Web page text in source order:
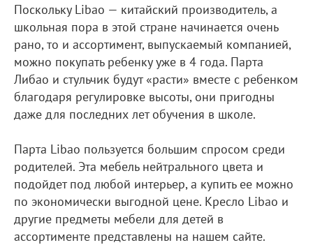
Поскольку Libao — китайский производитель, а
школьная пора в этой стране начинается очень
рано, то и ассортимент, выпускаемый компанией,
можно покупать ребенку уже в 4 года. Парта
Либао и стульчик будут «расти» вместе с ребенком
благодаря регулировке высоты, они пригодны
даже для последних лет обучения в школе.
Парта Libao пользуется большим спросом среди
родителей. Эта мебель нейтрального цвета и
подойдет под любой интерьер, а купить ее можно
по экономически выгодной цене. Кресло Libao и
другие предметы мебели для детей в
ассортименте представлены на нашем сайте.